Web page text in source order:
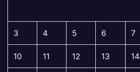
3 4 5 6 7
10 11 12 13 14